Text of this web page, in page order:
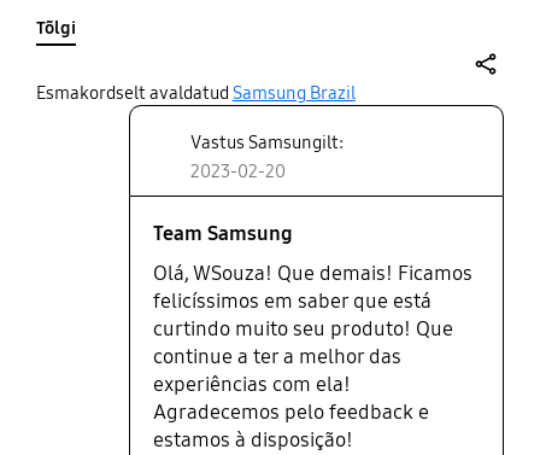
ajuda a proteger quando se coloca ele com a tela
Tõlgi
Esmakordselt avaldatud Samsung Brazil
Vastus Samsungilt:
2023-02-20
Team Samsung
Olá, WSouza! Que demais! Ficamos
felicíssimos em saber que está
curtindo muito seu produto! Que
continue a ter a melhor das
experiências com ela!
Agradecemos pelo feedback e
estamos à disposição!